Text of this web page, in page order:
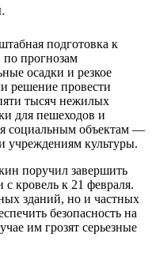
подготовка к
прогнозам
осадки и резкое
решение провести
тысяч нежилых
для пешеходов и
социальным объектам —
учреждениям культуры.
поручил завершить
с кровель к 21 февраля.
зданий, но и частных
безопасность на
им грозят серьезные